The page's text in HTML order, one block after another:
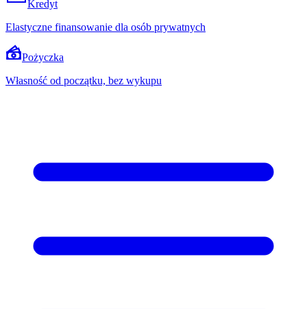
Kredyt
Elastyczne finansowanie dla osób prywatnych
Pożyczka
Własność od początku, bez wykupu